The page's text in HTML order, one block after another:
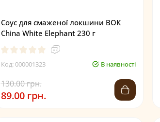
Соус для смаженої локшини ВОК
China White Elephant 230 г
Код: 000001323 В наявності
130.00 грн.
89.00 грн.